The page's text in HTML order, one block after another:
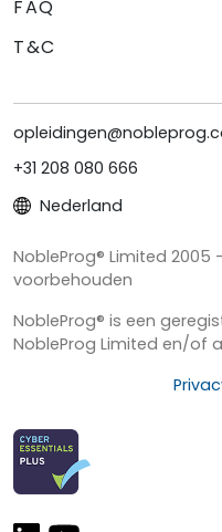
FAQ
T&C
+31 208 080 666
Nederland
NobleProg® Limited
voorbehouden
NobleProg® is een
NobleProg Limited en/of